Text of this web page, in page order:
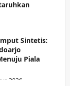
2026
Wage
Jalan
UMKM Sambil
2026